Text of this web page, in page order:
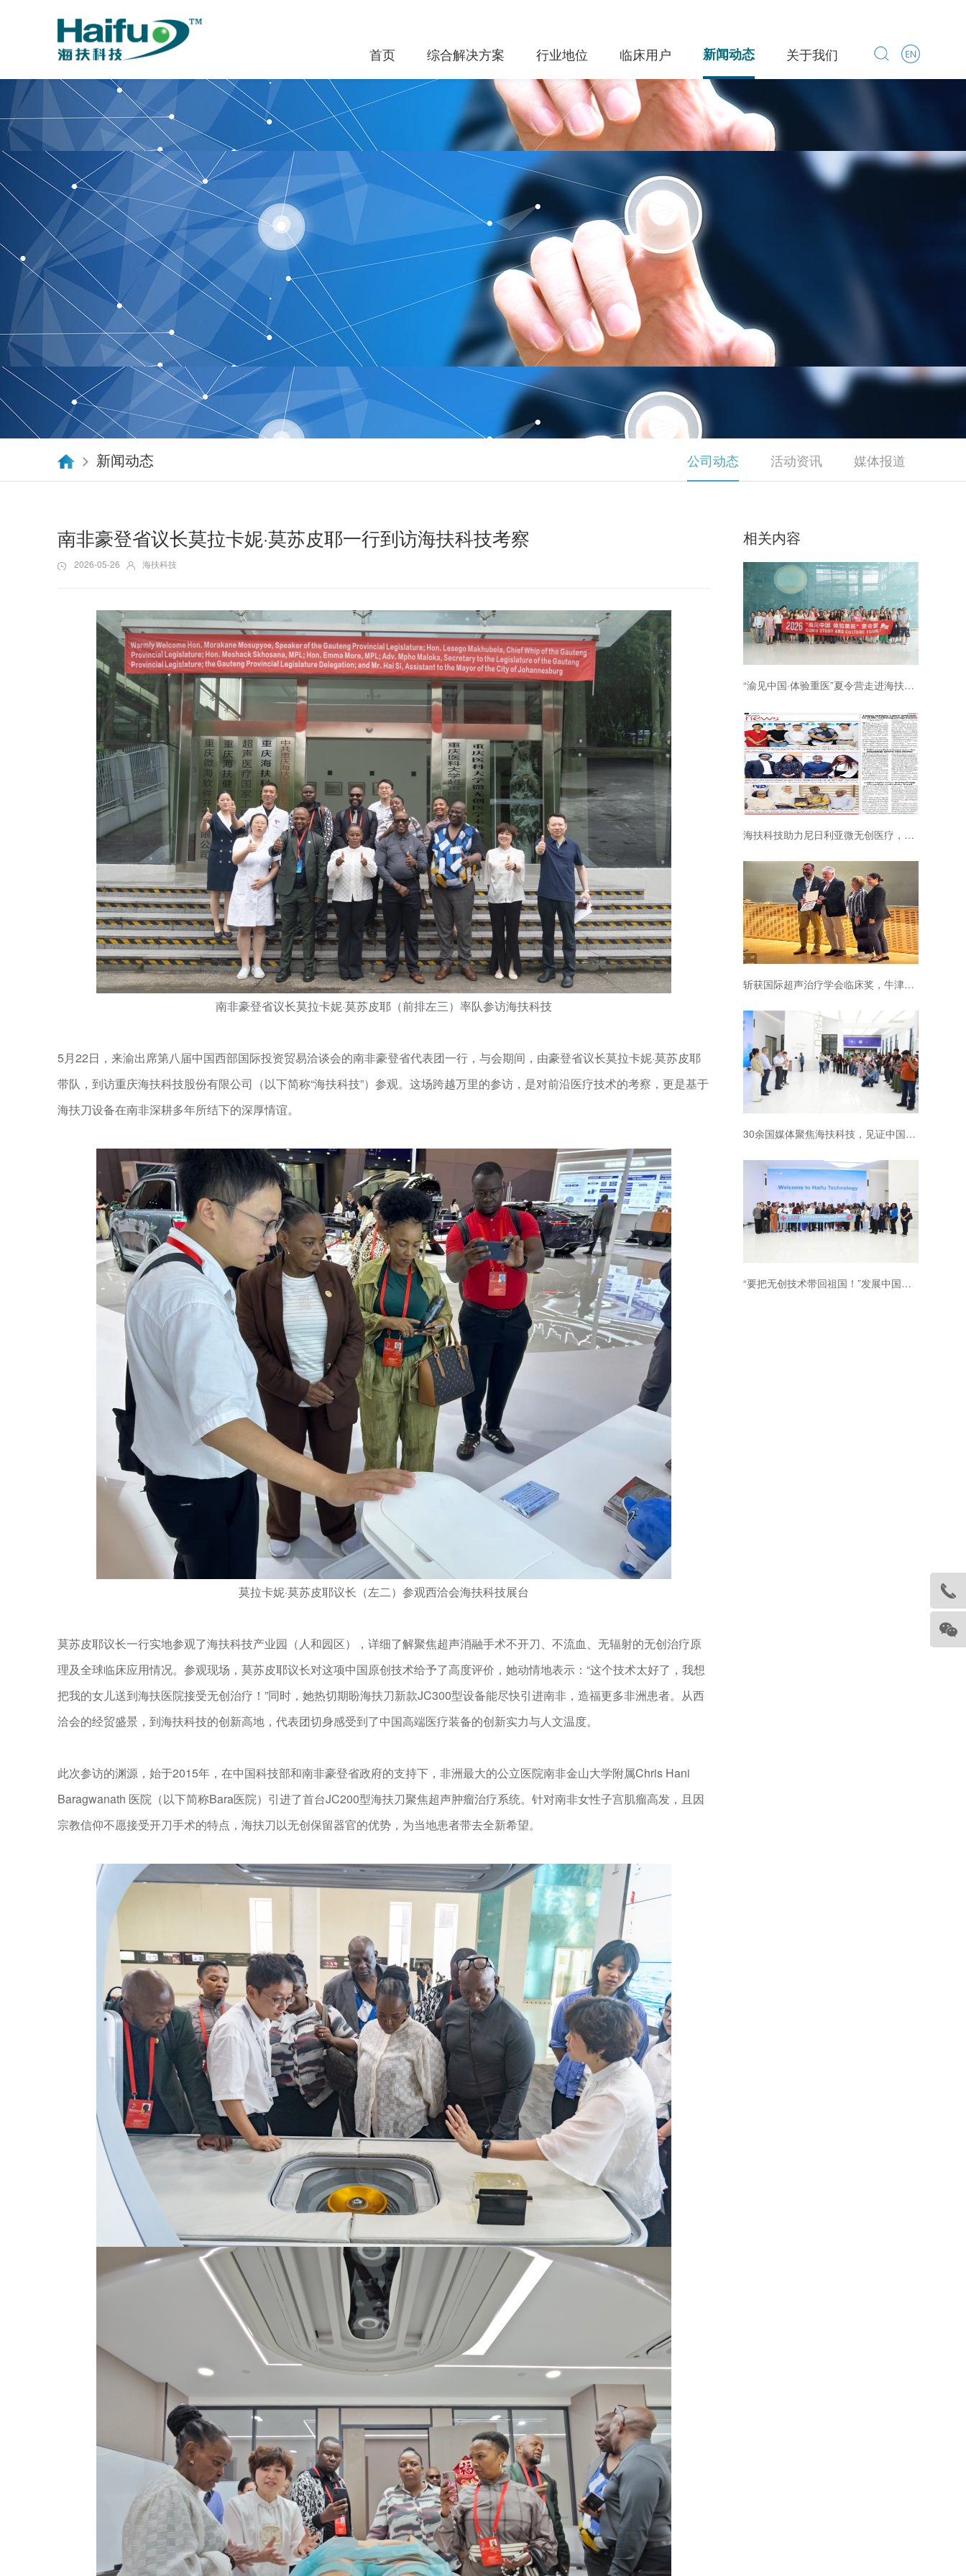
首页 综合解决方案 行业地位 临床用户 新闻动态 关于我们
新闻动态 公司动态 活动资讯 媒体报道
南非豪登省议长莫拉卡妮·莫苏皮耶一行到访海扶科技考察
2026-05-26 海扶科技
南非豪登省议长莫拉卡妮·莫苏皮耶（前排左三）率队参访海扶科技
5月22日，来渝出席第八届中国西部国际投资贸易洽谈会的南非豪登省代表团一行，与会期间，由豪登省议长莫拉卡妮·莫苏皮耶
带队，到访重庆海扶科技股份有限公司（以下简称“海扶科技”）参观。这场跨越万里的参访，是对前沿医疗技术的考察，更是基于
海扶刀设备在南非深耕多年所结下的深厚情谊。
莫拉卡妮·莫苏皮耶议长（左二）参观西洽会海扶科技展台
莫苏皮耶议长一行实地参观了海扶科技产业园（人和园区），详细了解聚焦超声消融手术不开刀、不流血、无辐射的无创治疗原
理及全球临床应用情况。参观现场，莫苏皮耶议长对这项中国原创技术给予了高度评价，她动情地表示：“这个技术太好了，我想
把我的女儿送到海扶医院接受无创治疗！”同时，她热切期盼海扶刀新款JC300型设备能尽快引进南非，造福更多非洲患者。从西
洽会的经贸盛景，到海扶科技的创新高地，代表团切身感受到了中国高端医疗装备的创新实力与人文温度。
此次参访的渊源，始于2015年，在中国科技部和南非豪登省政府的支持下，非洲最大的公立医院南非金山大学附属Chris Hani
Baragwanath 医院（以下简称Bara医院）引进了首台JC200型海扶刀聚焦超声肿瘤治疗系统。针对南非女性子宫肌瘤高发，且因
宗教信仰不愿接受开刀手术的特点，海扶刀以无创保留器官的优势，为当地患者带去全新希望。
相关内容
“渝见中国·体验重医”夏令营走进海扶科技
海扶科技助力尼日利亚微无创医疗，中国原创技术守护当地女性健康
斩获国际超声治疗学会临床奖，牛津大学三度引进海扶刀设备
30余国媒体聚焦海扶科技，见证中国原创技术普惠全球
“要把无创技术带回祖国！”发展中国家官员研修班点赞海扶科技